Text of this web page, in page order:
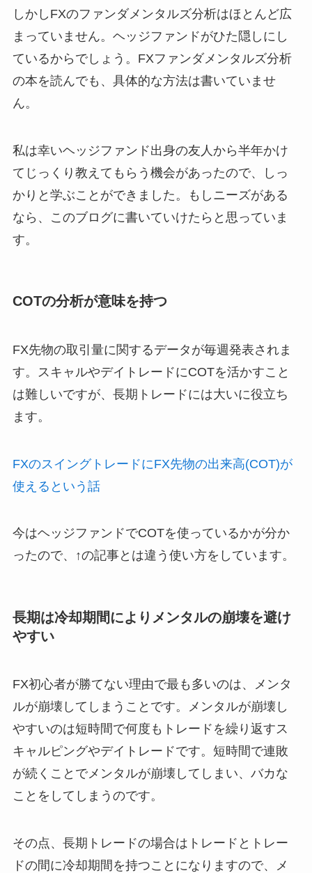
しかしFXのファンダメンタルズ分析はほとんど広
まっていません。ヘッジファンドがひた隠しにし
ているからでしょう。FXファンダメンタルズ分析
の本を読んでも、具体的な方法は書いていませ
ん。
私は幸いヘッジファンド出身の友人から半年かけ
てじっくり教えてもらう機会があったので、しっ
かりと学ぶことができました。もしニーズがある
なら、このブログに書いていけたらと思っていま
す。
COTの分析が意味を持つ
FX先物の取引量に関するデータが毎週発表されま
す。スキャルやデイトレードにCOTを活かすこと
は難しいですが、長期トレードには大いに役立ち
ます。
FXのスイングトレードにFX先物の出来高(COT)が
使えるという話
今はヘッジファンドでCOTを使っているかが分か
ったので、↑の記事とは違う使い方をしています。
長期は冷却期間によりメンタルの崩壊を避け
やすい
FX初心者が勝てない理由で最も多いのは、メンタ
ルが崩壊してしまうことです。メンタルが崩壊し
やすいのは短時間で何度もトレードを繰り返すス
キャルピングやデイトレードです。短時間で連敗
が続くことでメンタルが崩壊してしまい、バカな
ことをしてしまうのです。
その点、長期トレードの場合はトレードとトレー
ドの間に冷却期間を持つことになりますので、メ